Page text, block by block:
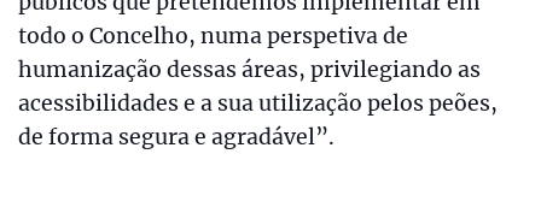
todo o Concelho, numa perspetiva de
humanização dessas áreas, privilegiando as
acessibilidades e a sua utilização pelos peões,
de forma segura e agradável”.